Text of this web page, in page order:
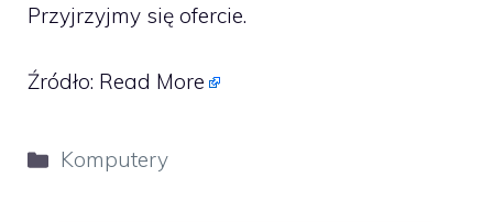
Przyjrzyjmy się ofercie.
Źródło: Read More
Kategorie
Komputery